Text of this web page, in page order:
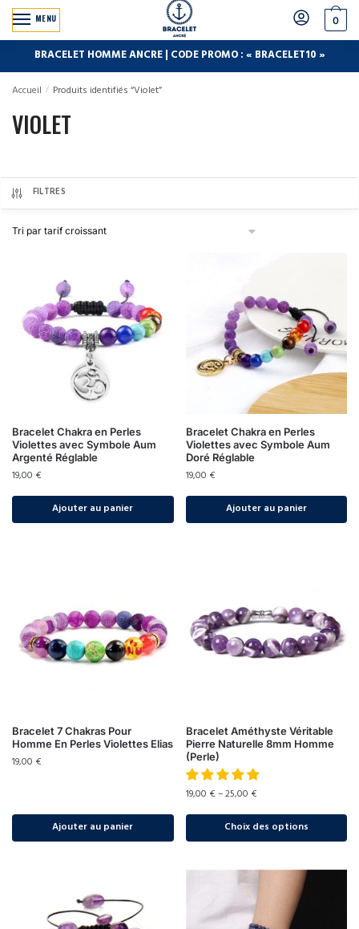
MENU 0
BRACELET HOMME ANCRE | CODE PROMO : « BRACELET10 »
Accueil / Produits identifiés “Violet”
VIOLET
FILTRES
Bracelet Chakra en Perles
Violettes avec Symbole Aum
Argenté Réglable
19,00 €
Ajouter au panier
Bracelet Chakra en Perles
Violettes avec Symbole Aum
Doré Réglable
19,00 €
Ajouter au panier
Bracelet 7 Chakras Pour
Homme En Perles Violettes Elias
19,00 €
Ajouter au panier
Bracelet Améthyste Véritable
Pierre Naturelle 8mm Homme
(Perle)
19,00 €–25,00 €
Choix des options